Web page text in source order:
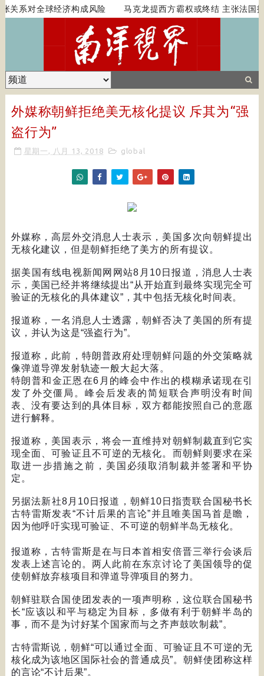
系对全球经济构成风险 马克龙提西方霸权或终结 主张法国扮
外媒称朝鲜拒绝美无核化提议 斥其为“强
盗行为”
星期一, 八月 13, 2018 global
外媒称，高层外交消息人士表示，美国多次向朝鲜提出
无核化建议，但是朝鲜拒绝了美方的所有提议。
据美国有线电视新闻网网站8 月 10 日报道，消息人士表
示，美国已经并将继续提出“从开始直到最终实现完全可
验证的无核化的具体建议” ，其中包括无核化时间表。
报道称，一名消息人士透露，朝鲜否决了美国的所有提
议，并认为这是“强盗行为”。
报道称，此前，特朗普政府处理朝鲜问题的外交策略就
像弹道导弹发射轨迹一般大起大落。
特朗普和金正恩在6 月的峰会中作出的模糊承诺现在引
发了外交僵局。峰会后发表的简短联合声明没有时间
表、没有要达到的具体目标，双方都能按照自己的意愿
进行解释。
报道称，美国表示，将会一直维持对朝鲜制裁直到它实
现全面、可验证且不可逆的无核化。而朝鲜则要求在采
取进一步措施之前，美国必须取消制裁并签署和平协
定。
另据法新社8 月 10 日报道，朝鲜10 日指责联合国秘书长
古特雷斯发表“不计后果的言论”并且唯美国马首是瞻，
因为他呼吁实现可验证、不可逆的朝鲜半岛无核化。
报道称，古特雷斯是在与日本首相安倍晋三举行会谈后
发表上述言论的。两人此前在东京讨论了美国领导的促
使朝鲜放弃核项目和弹道导弹项目的努力。
朝鲜驻联合国使团发表的一项声明称，这位联合国秘书
长“应该以和平与稳定为目标，多做有利于朝鲜半岛的
事，而不是为讨好某个国家而与之齐声鼓吹制裁”。
古特雷斯说，朝鲜“可以通过全面、可验证且不可逆的无
核化成为该地区国际社会的普通成员”。朝鲜使团称这样
的言论“不计后果”。